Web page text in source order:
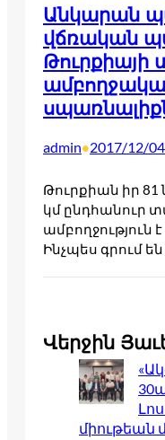
Անկարան
վճռական
Թուրքիայի
admin•2017/12/04
Թուրքիան իր 81
կմ ընդհանուր
ամբողջություն
Ինչպես գրում
Վերջին
միութեան